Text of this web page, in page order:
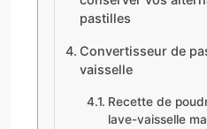
pastilles
Convertisseur de
vaisselle
Recette de
lave-vaisselle